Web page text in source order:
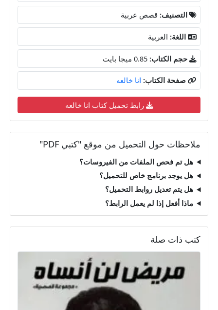
التصنيف: قصص عربية
اللغة: العربية
حجم الكتاب: 0.85 ميجا بايت
صفحة الكتاب: انا خالعه
رابط تحميل كتاب انا خالعه
ملاحظات حول التحميل من موقع "كتبي PDF"
هل تم فحص الملفات من الفيروسات؟
هل يوجد برنامج خاص للتحميل؟
هل يتم تعديل روابط التحميل؟
ماذا أفعل إذا لم يعمل الرابط؟
كتب ذات صلة